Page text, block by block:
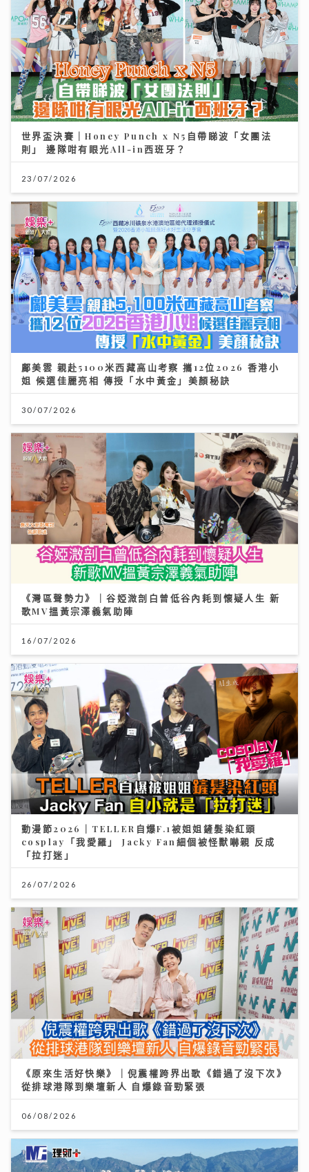
世界盃決賽｜Honey Punch x N5自帶睇波「女團法
則」 邊隊咁有眼光All-in西班牙？
23/07/2026
鄺美雲 親赴5100米西藏高山考察 攜12位2026 香港小
姐 候選佳麗亮相 傳授「水中黃金」美顏秘訣
30/07/2026
《灣區聲勢力》｜谷婭溦剖白曾低谷內耗到懷疑人生 新
歌MV搵黃宗澤義氣助陣
16/07/2026
動漫節2026｜TELLER自爆F.1被姐姐鏟髮染紅頭
cosplay「我愛羅」 Jacky Fan細個被怪獸嚇親 反成
「拉打迷」
26/07/2026
《原來生活好快樂》｜倪震權跨界出歌《錯過了沒下次》
從排球港隊到樂壇新人 自爆錄音勁緊張
06/08/2026